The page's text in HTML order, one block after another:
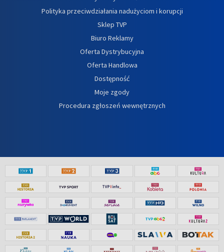
Polityka przeciwdziałania nadużyciom i korupcji
Sklep TVP
Biuro Reklamy
Oferta Dystrybucyjna
Oferta Handlowa
Dostępność
Moje zgody
Procedura zgłoszeń wewnętrznych